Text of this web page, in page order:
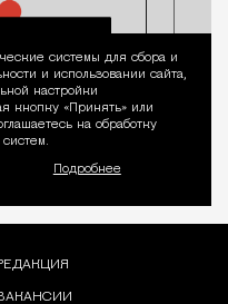
системы для сбора и
и использовании сайта,
настройки
кнопку «Принять» или
на обработку
Подробнее